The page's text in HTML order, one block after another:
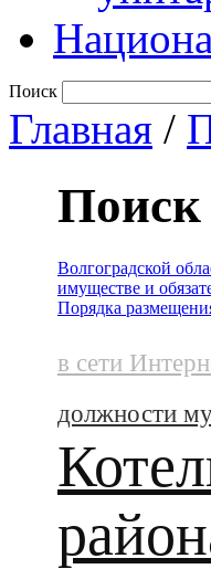
Поиск
Главная /
Поиск
Волгоградской
имуществе и
Порядка
в сети
должности